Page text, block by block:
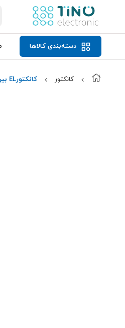
دسته‌بندی کالاها
کانکتور کانکتورEL بین راهی